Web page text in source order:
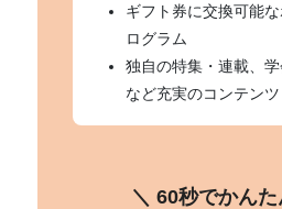
ギフト券に交換可能
ログラム
独自の特集・連載、
など充実のコンテンツ
＼ 60秒でかん